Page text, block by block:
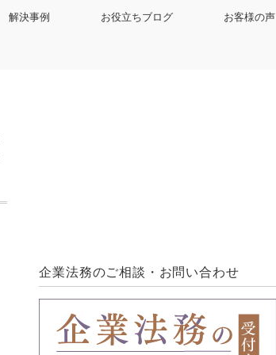
解決事例 お役立ちブログ お客様の声
企業法務のご相談・お問い合わせ